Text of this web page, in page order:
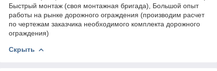
Быстрый монтаж (своя монтажная бригада), Большой опыт
работы на рынке дорожного ограждения (производим расчет
по чертежам заказчика необходимого комплекта дорожного
ограждения)
Скрыть